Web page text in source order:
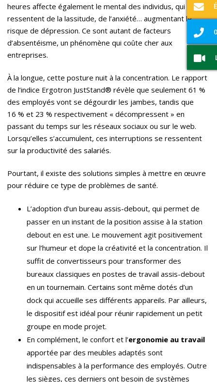
heures affecte également le mental des individus, qui
ressentent de la lassitude, de l’anxiété… augmentant le
risque de dépression. Ce sont autant de facteurs
d’absentéisme, un phénomène qui coûte cher aux
entreprises.
À la longue, cette posture nuit à la concentration. Le rapport
de l’indice Ergotron JustStand® révèle que seulement 61 %
des employés vont se dégourdir les jambes, tandis que
16 % et 23 % respectivement « décompressent » en
passant du temps sur les réseaux sociaux ou sur le web.
Lorsqu’elles s’accumulent, ces interruptions se ressentent
sur la productivité des salariés.
Pourtant, il existe des solutions simples à mettre en œuvre
pour réduire ce type de problèmes de santé.
L’adoption d’un bureau assis-debout, qui permet de
passer en un instant de la position assise à la station
debout en est une. Le mouvement agit positivement
sur l’humeur et dope la créativité et la concentration. Il
suffit de convertisseurs pour transformer des
bureaux classiques en postes de travail assis-debout
en un tournemain. Certains sont même dotés d’un
dock qui accueille ses différents appareils. Par ailleurs,
le dispositif est idéal pour réunir rapidement un petit
groupe en mode projet.
En complément, le confort et l’ergonomie au travail
apportée par des meubles adaptés sont
indispensables à la performance des employés. Outre
les sièges, ces derniers ont besoin de systèmes